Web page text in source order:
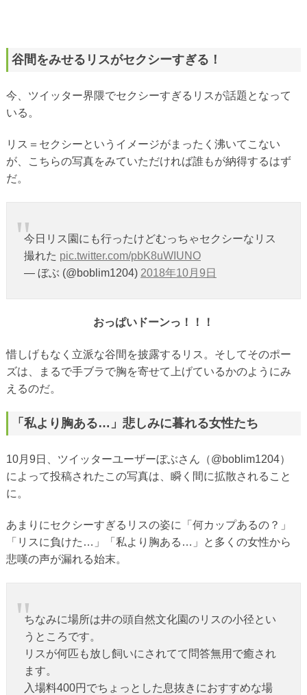
谷間をみせるリスがセクシーすぎる！
今、ツイッター界隈でセクシーすぎるリスが話題となって
いる。
リス＝セクシーというイメージがまったく沸いてこない
が、こちらの写真をみていただければ誰もが納得するはず
だ。
今日リス園にも行ったけどむっちゃセクシーなリス
撮れた pic.twitter.com/pbK8uWIUNO
— ぼぶ (@boblim1204) 2018年10月9日
おっぱいドーンっ！！！
惜しげもなく立派な谷間を披露するリス。そしてそのポー
ズは、まるで手ブラで胸を寄せて上げているかのようにみ
えるのだ。
「私より胸ある…」悲しみに暮れる女性たち
10月9日、ツイッターユーザーぼぶさん（@boblim1204）
によって投稿されたこの写真は、瞬く間に拡散されること
に。
あまりにセクシーすぎるリスの姿に「何カップあるの？」
「リスに負けた…」「私より胸ある…」と多くの女性から
悲嘆の声が漏れる始末。
ちなみに場所は井の頭自然文化園のリスの小径とい
うところです。
リスが何匹も放し飼いにされてて問答無用で癒され
ます。
入場料400円でちょっとした息抜きにおすすめな場